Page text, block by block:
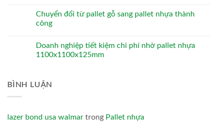
Chuyển đổi từ pallet gỗ sang pallet nhựa thành
công
Doanh nghiệp tiết kiệm chi phí nhờ pallet nhựa
1100x1100x125mm
BÌNH LUẬN
lazer bond usa walmar trong Pallet nhựa